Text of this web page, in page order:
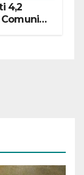
4,2